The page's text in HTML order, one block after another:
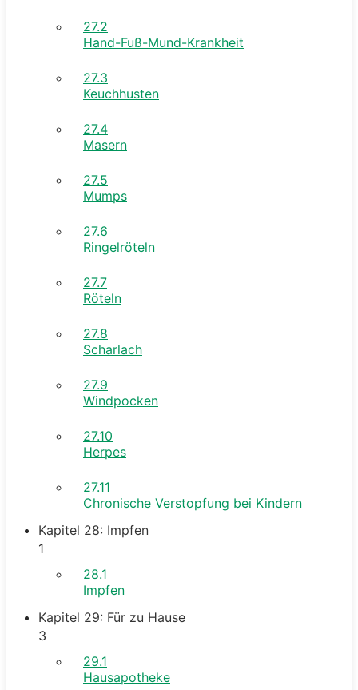
27.2
Hand-Fuß-Mund-Krankheit
27.3
Keuchhusten
27.4
Masern
27.5
Mumps
27.6
Ringelröteln
27.7
Röteln
27.8
Scharlach
27.9
Windpocken
27.10
Herpes
27.11
Chronische Verstopfung bei Kindern
Kapitel 28: Impfen
1
28.1
Impfen
Kapitel 29: Für zu Hause
3
29.1
Hausapotheke